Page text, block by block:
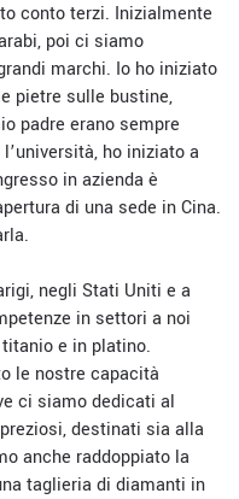
conto terzi. Inizialmente
poi ci siamo
marchi. Io ho iniziato
pietre sulle bustine,
padre erano sempre
ho iniziato a
in azienda è
di una sede in Cina.
negli Stati Uniti e a
in settori a noi
e in platino.
le nostre capacità
ci siamo dedicati al
destinati sia alla
anche raddoppiato la
taglieria di diamanti in